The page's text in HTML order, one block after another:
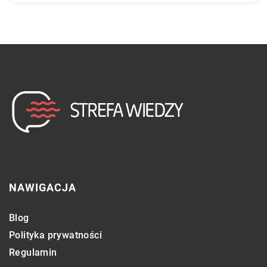
NAWIGACJA
Blog
Polityka prywatności
Regulamin